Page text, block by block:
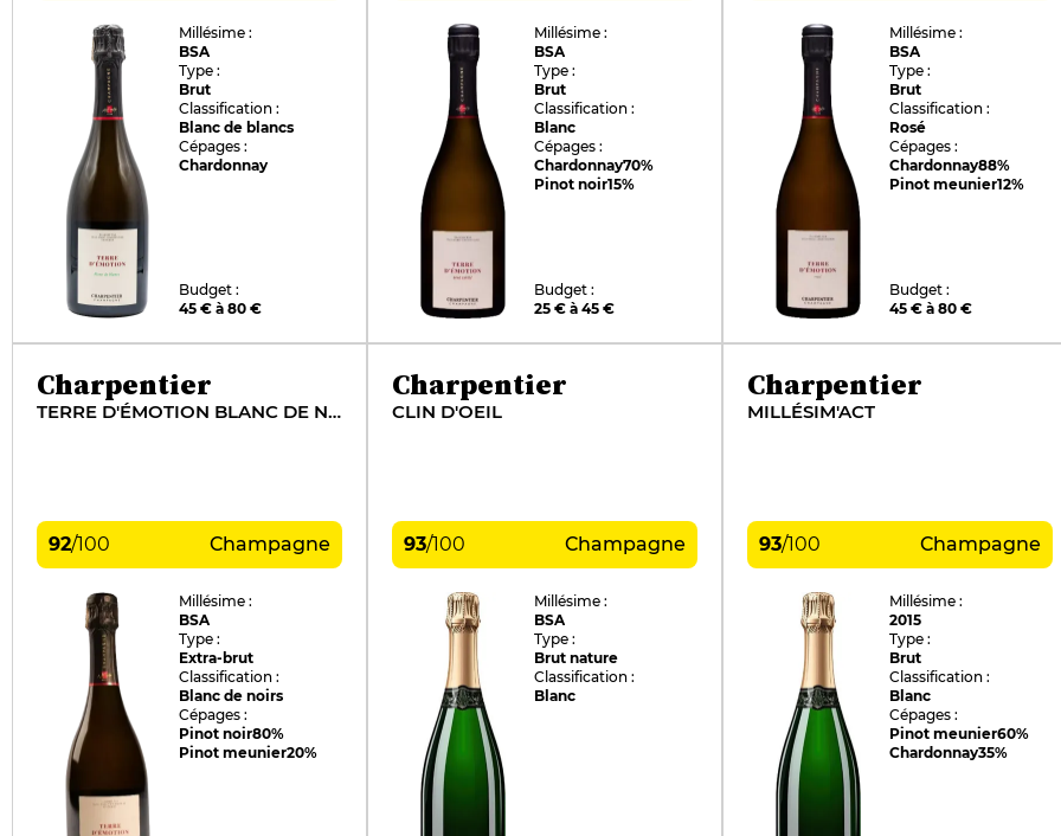
Millésime :
BSA
Type :
Brut
Classification :
Blanc de blancs
Cépages :
Chardonnay
Budget :
45 € à 80 €
Millésime :
BSA
Type :
Brut
Classification :
Blanc
Cépages :
Chardonnay70%
Pinot noir15%
Budget :
25 € à 45 €
Millésime :
BSA
Type :
Brut
Classification :
Rosé
Cépages :
Chardonnay88%
Pinot meunier12%
Budget :
45 € à 80 €
Charpentier
TERRE D'ÉMOTION BLANC DE NOIRS
92/100 Champagne
Millésime :
BSA
Type :
Extra-brut
Classification :
Blanc de noirs
Cépages :
Pinot noir80%
Pinot meunier20%
Charpentier
CLIN D'OEIL
93/100 Champagne
Millésime :
BSA
Type :
Brut nature
Classification :
Blanc
Charpentier
MILLÉSIM'ACT
93/100 Champagne
Millésime :
2015
Type :
Brut
Classification :
Blanc
Cépages :
Pinot meunier60%
Chardonnay35%